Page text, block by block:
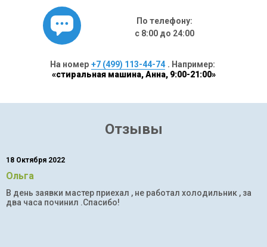
По телефону:
с 8:00 до 24:00
На номер +7 (499) 113-44-74 . Например:
«стиральная машина, Анна, 9:00-21:00»
Отзывы
18 Октября 2022
Ольга
В день заявки мастер приехал , не работал холодильник , за
два часа починил .Спасибо!